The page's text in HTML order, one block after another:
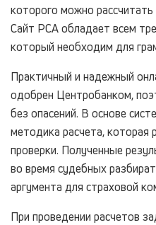
которого можно
Сайт РСА обладает всем
который необходим для
Практичный и надежный
одобрен Центробанком,
без опасений. В основе
методика расчета, которая
проверки. Полученные
во время судебных
аргумента для страховой
При проведении расчетов